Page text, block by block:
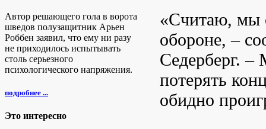
Автор решающего гола в ворота
шведов полузащитник Арьен
Роббен заявил, что ему ни разу
не приходилось испытывать
столь серьезного
психологического напряжения.
подробнее ...
Это интересно
«Считаю, мы
обороне, –
Седерберг. –
потерять
обидно